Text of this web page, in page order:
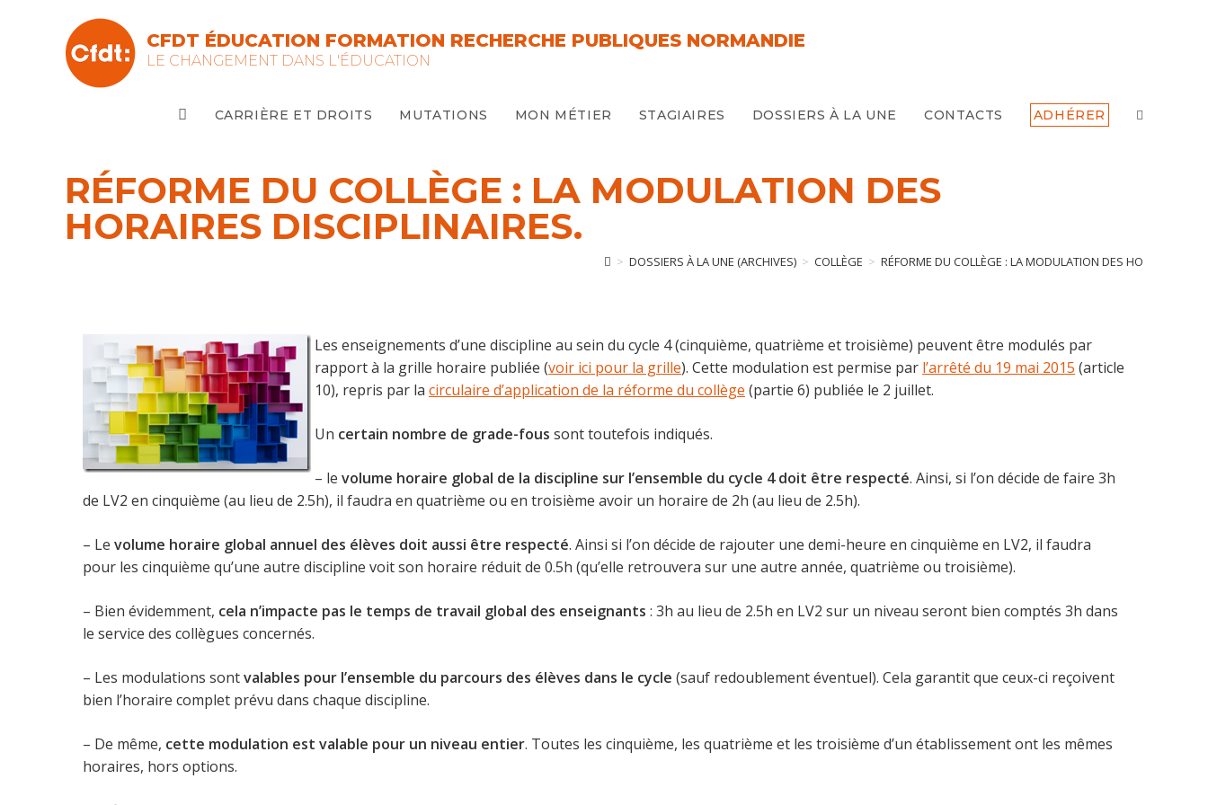
CFDT ÉDUCATION FORMATION RECHERCHE PUBLIQUES NORMANDIE
LE CHANGEMENT DANS L'ÉDUCATION
CARRIÈRE ET DROITS MUTATIONS MON MÉTIER STAGIAIRES DOSSIERS À LA UNE CONTACTS ADHÉRER TOGGLE
RÉFORME DU COLLÈGE : LA MODULATION DES
HORAIRES DISCIPLINAIRES.
> DOSSIERS À LA UNE (ARCHIVES) > COLLÈGE > RÉFORME DU COLLÈGE : LA MODULATION DES HORAIRES
Les enseignements d’une discipline au sein du cycle 4 (cinquième, quatrième et troisième) peuvent être modulés par
rapport à la grille horaire publiée (voir ici pour la grille). Cette modulation est permise par l’arrêté du 19 mai 2015 (article
10), repris par la circulaire d’application de la réforme du collège (partie 6) publiée le 2 juillet.
Un certain nombre de grade-fous sont toutefois indiqués.
– le volume horaire global de la discipline sur l’ensemble du cycle 4 doit être respecté. Ainsi, si l’on décide de faire 3h
de LV2 en cinquième (au lieu de 2.5h), il faudra en quatrième ou en troisième avoir un horaire de 2h (au lieu de 2.5h).
– Le volume horaire global annuel des élèves doit aussi être respecté. Ainsi si l’on décide de rajouter une demi-heure en cinquième en LV2, il faudra
pour les cinquième qu’une autre discipline voit son horaire réduit de 0.5h (qu’elle retrouvera sur une autre année, quatrième ou troisième).
– Bien évidemment, cela n’impacte pas le temps de travail global des enseignants : 3h au lieu de 2.5h en LV2 sur un niveau seront bien comptés 3h dans
le service des collègues concernés.
– Les modulations sontvalables pour l’ensemble du parcours des élèves dans le cycle (sauf redoublement éventuel). Cela garantit que ceux-ci reçoivent
bien l’horaire complet prévu dans chaque discipline.
– De même, cette modulation est valable pour un niveau entier. Toutes les cinquième, les quatrième et les troisième d’un établissement ont les mêmes
horaires, hors options.